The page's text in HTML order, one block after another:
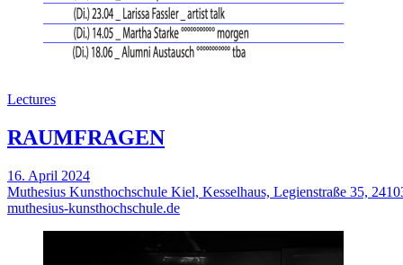
Lectures
RAUMFRAGEN
16. April 2024
Muthesius Kunsthochschule Kiel, Kesselhaus, Legienstraße 35,
muthesius-kunsthochschule.de